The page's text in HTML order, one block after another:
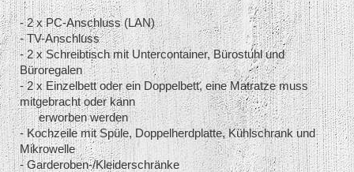
- 2 x PC-Anschluss (LAN)
- TV-Anschluss
- 2 x Schreibtisch mit Untercontainer, Bürostuhl und
Büroregalen
- 2 x Einzelbett oder ein Doppelbett, eine Matratze muss
mitgebracht oder kann
erworben werden
- Kochzeile mit Spüle, Doppelherdplatte, Kühlschrank und
Mikrowelle
- Garderoben-/Kleiderschränke